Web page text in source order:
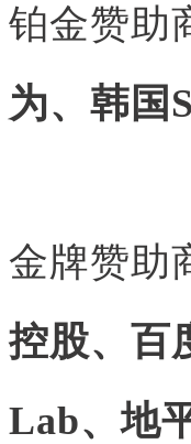
铂金赞助
为、韩国
金牌赞助
控股、百
Lab、地